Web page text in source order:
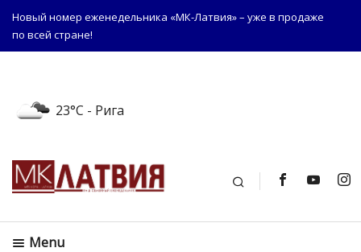
Новый номер еженедельника «МК-Латвия» – уже в продаже
по всей стране!
23°C - Рига
Поиск
Menu